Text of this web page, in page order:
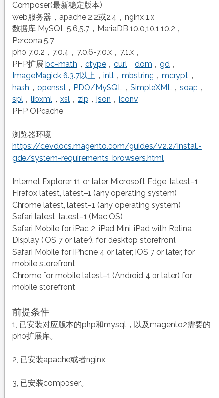
Composer(最新稳定版本)
web服务器，apache 2.2或2.4，nginx 1.x
数据库 MySQL 5.6,5.7，MariaDB 10.0,10.1,10.2，
Percona 5.7
php 7.0.2，7.0.4，7.0.6-7.0.x，7.1.x，
PHP扩展 bc-math ， ctype， curl， dom ， gd，
ImageMagick 6.3.7以上， intl， mbstring ， mcrypt，
hash ， openssl， PDO/MySQL， SimpleXML， soap ，
spl， libxml， xsl， zip ， json ， iconv
PHP OPcache
浏览器环境
https://devdocs.magento.com/guides/v2.2/install-
gde/system-requirements_browsers.html
Internet Explorer 11 or later, Microsoft Edge, latest–1
Firefox latest, latest–1 (any operating system)
Chrome latest, latest–1 (any operating system)
Safari latest, latest–1 (Mac OS)
Safari Mobile for iPad 2, iPad Mini, iPad with Retina
Display (iOS 7 or later), for desktop storefront
Safari Mobile for iPhone 4 or later; iOS 7 or later, for
mobile storefront
Chrome for mobile latest–1 (Android 4 or later) for
mobile storefront
前提条件
1, 已安装对应版本的php和mysql，以及magento2需要的
php扩展库。
2, 已安装apache或者nginx
3, 已安装composer。